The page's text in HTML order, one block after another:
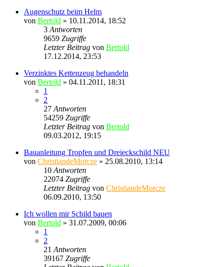
Augenschutz beim Helm
von Bertold » 10.11.2014, 18:52
3Antworten
9659 Zugriffe
Letzter Beitrag von Bertold
17.12.2014, 23:53
Verzinktes Kettenzeug behandeln
von Bertold » 04.11.2011, 18:31
1
2
27Antworten
54259 Zugriffe
Letzter Beitrag von Bertold
09.03.2012, 19:15
Bauanleitung Tropfen und Dreieckschild NEU
von ChristiandeMorcze » 25.08.2010, 13:14
10Antworten
22074 Zugriffe
Letzter Beitrag von ChristiandeMorcze
06.09.2010, 13:50
Ich wollen mir Schild bauen
von Bertold » 31.07.2009, 00:06
1
2
21Antworten
39167 Zugriffe